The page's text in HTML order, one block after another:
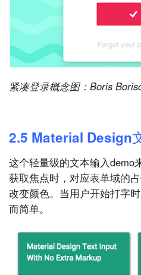
紧凑登录概念图：Boris
2.5 Material Design
这个轻量级的文本输入demo
获取焦点时，对应表单域的
改变颜色。当用户开始打字
而简单。